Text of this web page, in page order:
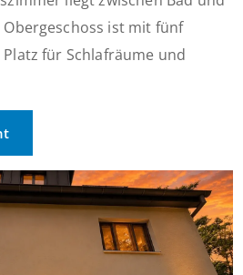
ist mit fünf
für Schlafräume und